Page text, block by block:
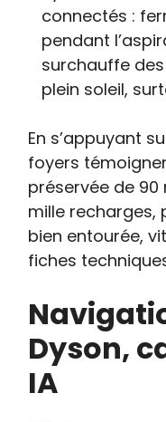
connectés :
pendant
surchauffe
plein soleil,
En s’appuyant
foyers
préservée de
mille recharges,
bien entourée,
fiches
Dyson,
IA